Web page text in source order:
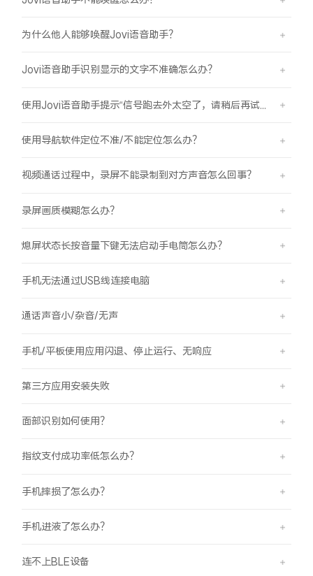
为什么他人能够唤醒Jovi语音助手？
Jovi语音助手识别显示的文字不准确怎么办？
使用导航软件定位不准/不能定位怎么办？
视频通话过程中，录屏不能录制到对方声音怎么回事？
录屏画质模糊怎么办？
熄屏状态长按音量下键无法启动手电筒怎么办？
手机无法通过USB线连接电脑
通话声音小/杂音/无声
手机/平板使用应用闪退、停止运行、无响应
第三方应用安装失败
面部识别如何使用？
指纹支付成功率低怎么办？
手机摔损了怎么办？
手机进液了怎么办？
连不上BLE设备